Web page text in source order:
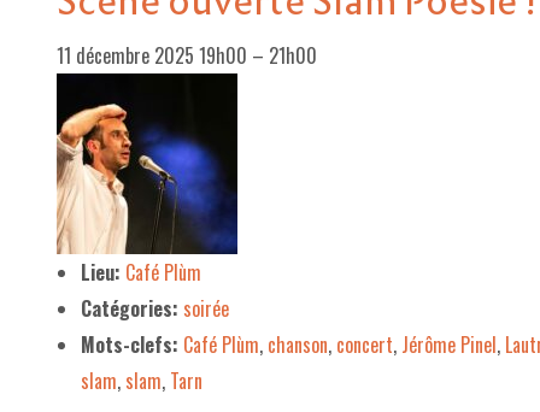
11 décembre 2025 19h00 – 21h00
Lieu: Café Plùm
Catégories: soirée
Mots-clefs: Café Plùm, chanson, concert, Jérôme Pinel,
slam, slam, Tarn